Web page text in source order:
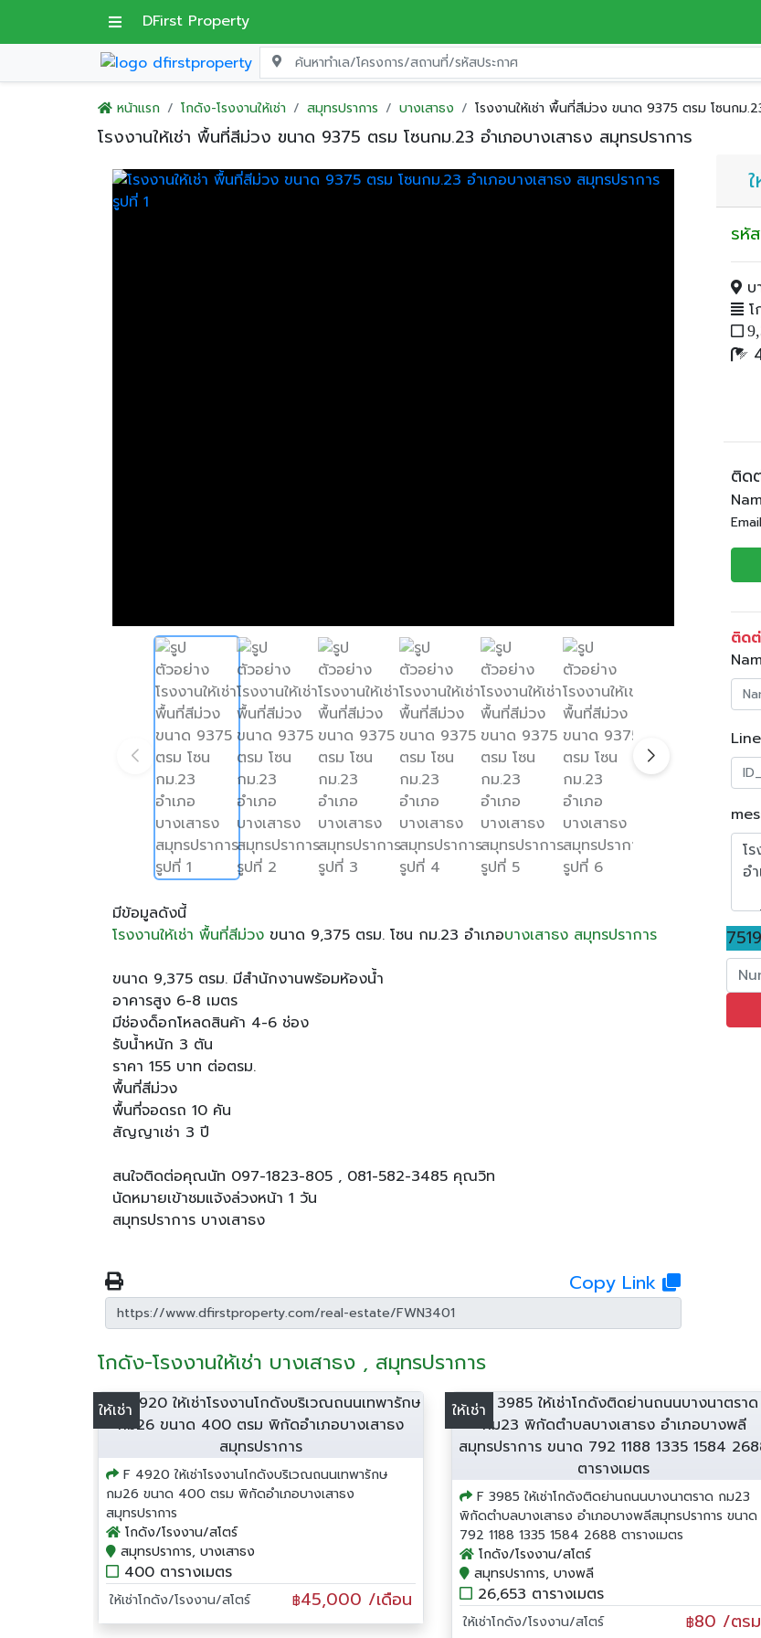
DFirst Property
หน้าแรก โกดัง-โรงงานให้เช่า สมุทรปราการ บางเสาธง โรงงานให้เช่า พื้นที่สีม่วง ขนาด 9375 ตรม โซนกม
โรงงานให้เช่า พื้นที่สีม่วง ขนาด 9375 ตรม โซนกม.23 อำเภอบางเสาธง สมุทรปราการ
มีข้อมูลดังนี้
โรงงานให้เช่า พื้นที่สีม่วงขนาด 9,375 ตรม. โซน กม.23 อำเภอบางเสาธง สมุทรปราการ
ขนาด 9,375 ตรม. มีสำนักงานพร้อมห้องน้ำ
อาคารสูง 6-8 เมตร
มีช่องด็อกโหลดสินค้า 4-6 ช่อง
รับน้ำหนัก 3 ตัน
ราคา 155 บาท ต่อตรม.
พื้นที่สีม่วง
พื้นที่จอดรถ 10 คัน
สัญญาเช่า 3 ปี
สนใจติดต่อคุณนัท 097-1823-805 , 081-582-3485 คุณวิท
นัดหมายเข้าชมแจ้งล่วงหน้า 1 วัน
สมุทรปราการ บางเสาธง
Copy Link
รหั
บ
โ
ติด
ติด
โกดัง-โรงงานให้เช่า บางเสาธง , สมุทรปราการ
ให้เช่า
F 4920 ให้เช่าโรงงานโกดังบริเวณถนนเทพารักษ
กม26 ขนาด 400 ตรม พิกัดอำเภอบางเสาธง
สมุทรปราการ
โกดัง/โรงงาน/สโตร์
สมุทรปราการ, บางเสาธง
400 ตารางเมตร
ให้เช่าโกดัง/โรงงาน/สโตร์ ฿45,000 /เดือน
ให้เช่า
F 3985 ให้เช่าโกดังติดย่านถนนบางนาตราด กม23
พิกัดตำบลบางเสาธง อำเภอบางพลีสมุทรปราการ ขนาด
792 1188 1335 1584 2688 ตารางเมตร
โกดัง/โรงงาน/สโตร์
สมุทรปราการ, บางพลี
26,653 ตารางเมตร
ให้เช่าโกดัง/โรงงาน/สโตร์ ฿80 /ตร